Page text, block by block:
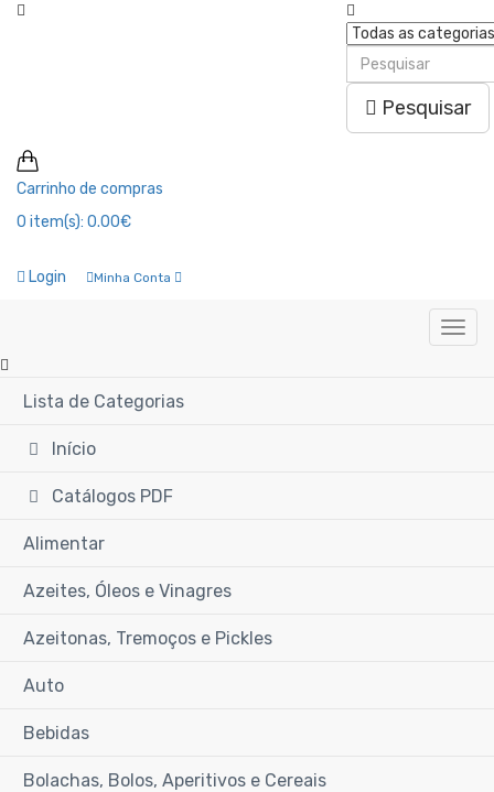
Pesquisar
Carrinho de compras
0 item(s): 0.00€
Login Minha Conta
Lista de Categorias
Início
Catálogos PDF
Alimentar
Azeites, Óleos e Vinagres
Azeitonas, Tremoços e Pickles
Auto
Bebidas
Bolachas, Bolos, Aperitivos e Cereais